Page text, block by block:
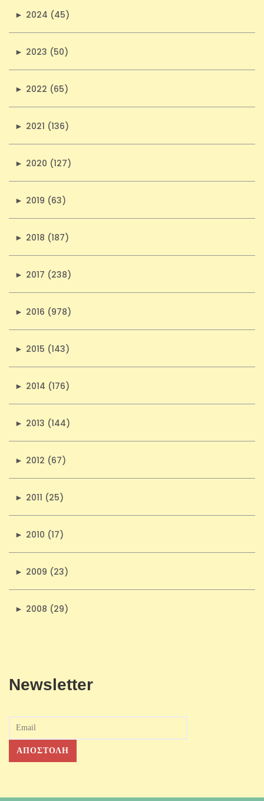
► 2024 (45)
► 2023 (50)
► 2022 (65)
► 2021 (136)
► 2020 (127)
► 2019 (63)
► 2018 (187)
► 2017 (238)
► 2016 (978)
► 2015 (143)
► 2014 (176)
► 2013 (144)
► 2012 (67)
► 2011 (25)
► 2010 (17)
► 2009 (23)
► 2008 (29)
Newsletter